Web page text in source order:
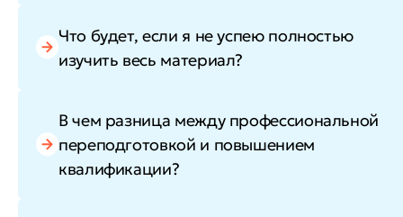
Что будет, если я не успею полностью
изучить весь материал?
В чем разница между профессиональной
переподготовкой и повышением
квалификации?